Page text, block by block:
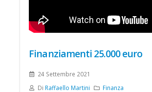
Finanziamenti 25.000 euro
24 Settembre 2021
Di Raffaello Martini
Finanza